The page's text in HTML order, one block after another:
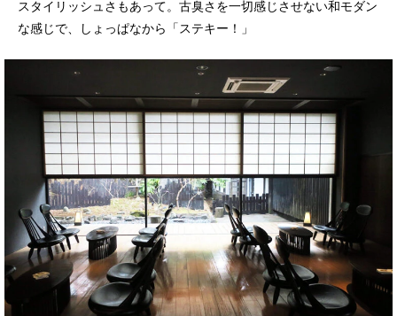
スタイリッシュさもあって。古臭さを一切感じさせない和モダン
な感じで、しょっぱなから「ステキー！」